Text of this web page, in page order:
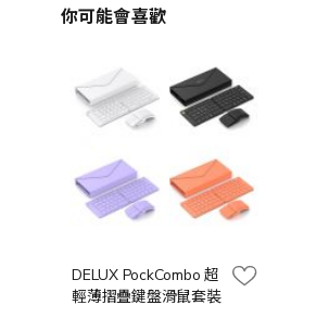
你可能會喜歡
DELUX PockCombo 超
輕薄摺疊鍵盤滑鼠套裝